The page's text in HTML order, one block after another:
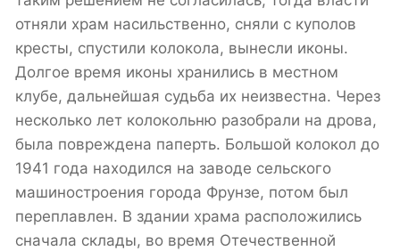
отняли храм насильственно, сняли с куполов
кресты, спустили колокола, вынесли иконы.
Долгое время иконы хранились в местном
клубе, дальнейшая судьба их неизвестна. Через
несколько лет колокольню разобрали на дрова,
была повреждена паперть. Большой колокол до
1941 года находился на заводе сельского
машиностроения города Фрунзе, потом был
переплавлен. В здании храма расположились
сначала склады, во время Отечественной